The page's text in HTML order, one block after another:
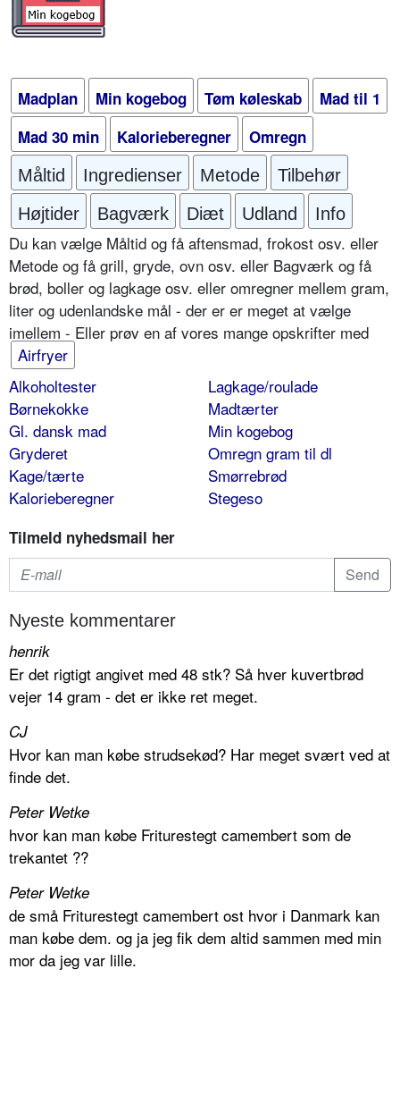
Madplan Min kogebog Tøm køleskab
Mad til 1
Mad 30 min
Kalorieberegner Omregn
Måltid Ingredienser Metode
Tilbehør
Højtider
Bagværk Diæt Udland Info
Du kan vælge Måltid og få aftensmad, frokost osv. eller
Metode og få grill, gryde, ovn osv. eller Bagværk og få
brød, boller og lagkage osv. eller omregner mellem gram,
liter og udenlandske mål - der er er meget at vælge
imellem - Eller prøv en af vores mange opskrifter med
Airfryer
Alkoholtester
Børnekokke
Gl. dansk mad
Gryderet
Kage/tærte
Kalorieberegner
Lagkage/roulade
Madtærter
Min kogebog
Omregn gram til dl
Smørrebrød
Stegeso
Tilmeld nyhedsmail her
Nyeste kommentarer
henrik
Er det rigtigt angivet med 48 stk? Så hver kuvertbrød
vejer 14 gram - det er ikke ret meget.
CJ
Hvor kan man købe strudsekød? Har meget svært ved at
finde det.
Peter Wetke
hvor kan man købe Friturestegt camembert som de
trekantet ??
Peter Wetke
de små Friturestegt camembert ost hvor i Danmark kan
man købe dem. og ja jeg fik dem altid sammen med min
mor da jeg var lille.